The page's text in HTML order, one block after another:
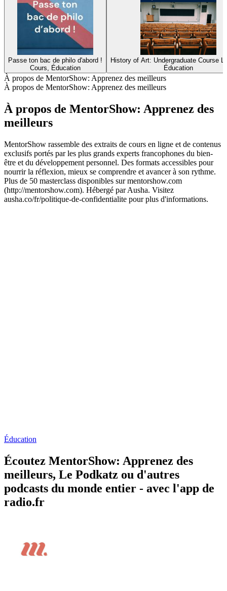
Passe ton bac de philo d'abord !
Cours, Éducation
History of Art: Undergraduate Course
Éducation
À propos de MentorShow: Apprenez des meilleurs
À propos de MentorShow: Apprenez des meilleurs
À propos de MentorShow: Apprenez des
meilleurs
MentorShow rassemble des extraits de cours en ligne et de contenus
exclusifs portés par les plus grands experts francophones du bien-
être et du développement personnel. Des formats accessibles pour
nourrir la réflexion, mieux se comprendre et avancer à son rythme.
Plus de 50 masterclass disponibles sur mentorshow.com
(http://mentorshow.com). Hébergé par Ausha. Visitez
ausha.co/fr/politique-de-confidentialite pour plus d'informations.
Éducation
Écoutez MentorShow: Apprenez des
meilleurs, Le Podkatz ou d'autres
podcasts du monde entier - avec l'app de
radio.fr